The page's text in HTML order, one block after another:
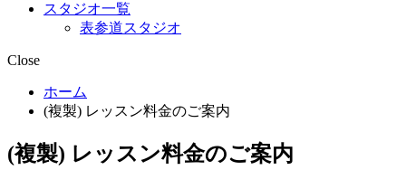
スタジオ一覧
表参道スタジオ
Close
ホーム
(複製) レッスン料金のご案内
(複製) レッスン料金のご案内